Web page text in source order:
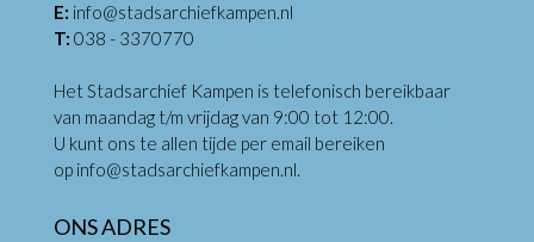
E: info@stadsarchiefkampen.nl
T: 038 - 3370770
Het Stadsarchief Kampen is telefonisch bereikbaar
van maandag t/m vrijdag van 9:00 tot 12:00.
U kunt ons te allen tijde per email bereiken
op info@stadsarchiefkampen.nl.
ONS ADRES